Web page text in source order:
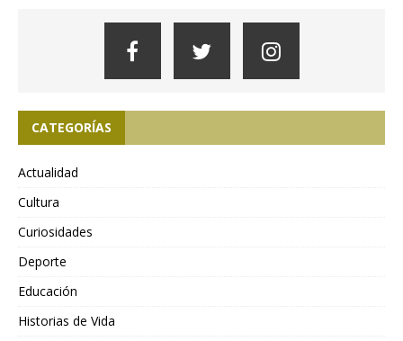
CATEGORÍAS
Actualidad
Cultura
Curiosidades
Deporte
Educación
Historias de Vida